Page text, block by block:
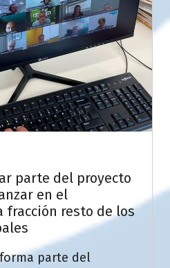
parte del proyecto
en el
resto de los
parte del